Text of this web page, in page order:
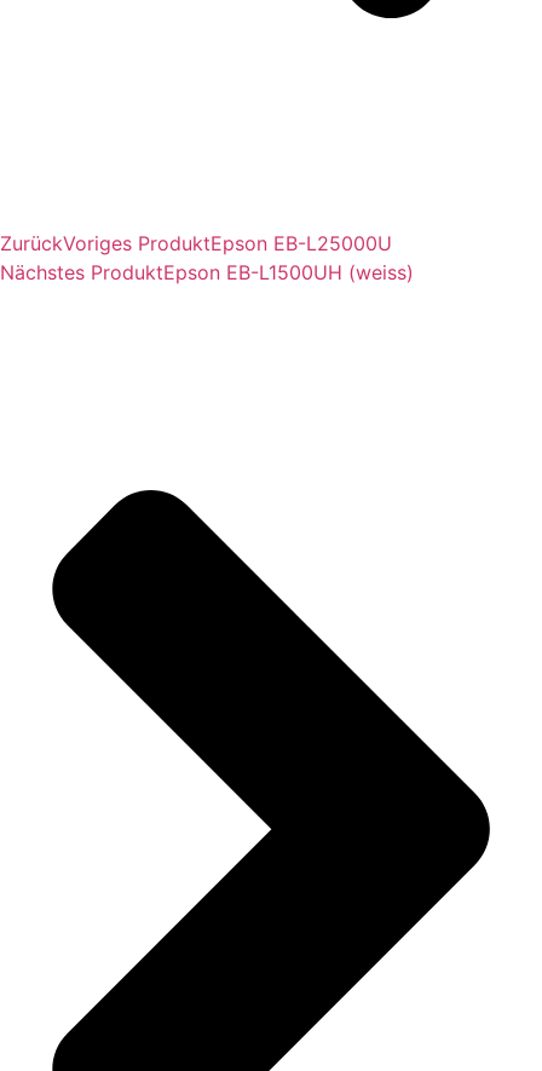
ZurückVoriges ProduktEpson EB-L25000U
Nächstes ProduktEpson EB-L1500UH (weiss)